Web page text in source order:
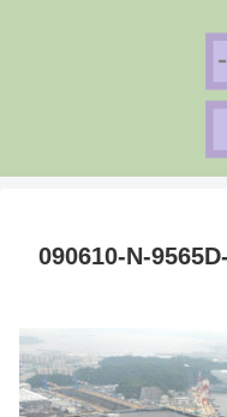
090610-N-